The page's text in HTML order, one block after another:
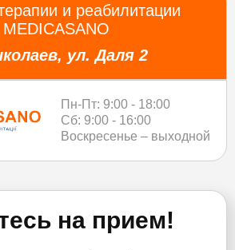
и реабилитации
MEDICASANO
ул. Даля 2
Пн-Пт: 9:00 - 18:00
Сб: 9:00 - 16:00
Воскресенье – выходной
на прием!